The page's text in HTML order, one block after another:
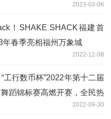
2023-03-06
！SHAKE SHACK福建首
年春季亮相福州万象城
2022-12-08
工行数币杯”2022年第十二届
蹈锦标赛高燃开赛，全民热
2022-09-30